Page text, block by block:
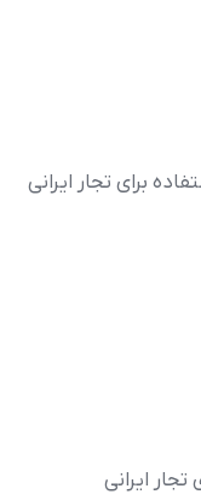
براي تجار ايراني
ايراني